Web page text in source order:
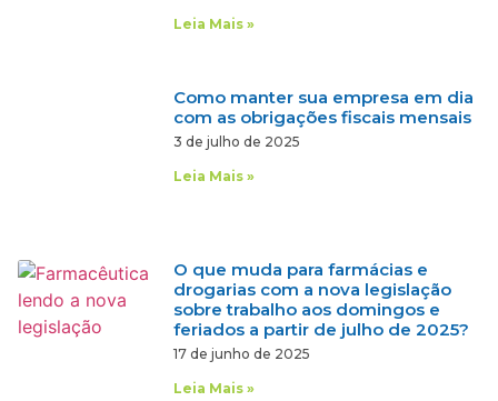
Leia Mais »
Como manter sua empresa em dia
com as obrigações fiscais mensais
3 de julho de 2025
Leia Mais »
O que muda para farmácias e
drogarias com a nova legislação
sobre trabalho aos domingos e
feriados a partir de julho de 2025?
17 de junho de 2025
Leia Mais »